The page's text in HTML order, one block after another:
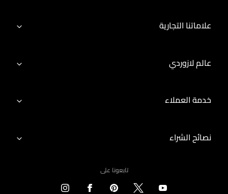
علاماتنا التجارية
عالم لازوردي
خدمة العملاء
نصائح الشراء
تابعونا على